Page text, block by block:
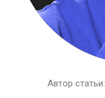
Автор статьи: